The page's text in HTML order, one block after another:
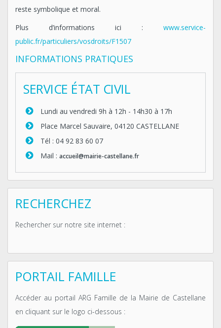
reste symbolique et moral.
Plus d’informations ici : www.service-
public.fr/particuliers/vosdroits/F1507
INFORMATIONS PRATIQUES
SERVICE ÉTAT CIVIL
Lundi au vendredi 9h à 12h - 14h30 à 17h
Place Marcel Sauvaire, 04120 CASTELLANE
Tél : 04 92 83 60 07
Mail : accueil@mairie-castellane.fr
RECHERCHEZ
Rechercher sur notre site internet :
PORTAIL FAMILLE
Accéder au portail ARG Famille de la Mairie de Castellane
en cliquant sur le logo ci-dessous :